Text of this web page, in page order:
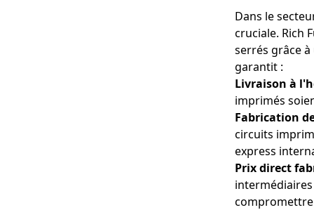
Dans le
cruciale. Rich
serrés grâce
garantit :
Livraison à
imprimés
Fabrication
circuits
express
Prix ​​direct
analyse de
5. Systèmes
prédictive et
temps réel,
La polyvalence
d'applications
Fabrication